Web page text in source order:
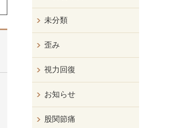
未分類
歪み
視力回復
お知らせ
股関節痛